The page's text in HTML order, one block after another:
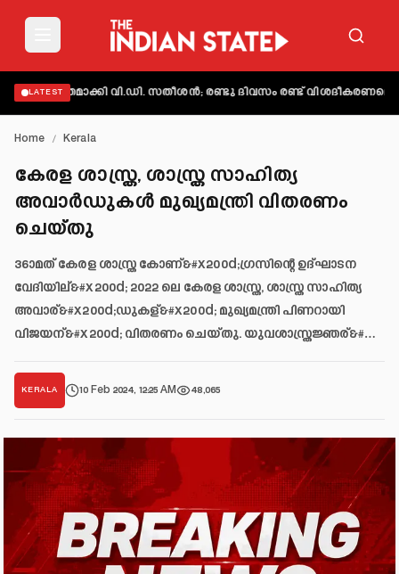
LATEST
വ്യക്തമാക്കി വി.ഡി. സതീശൻ; രണ്ടു ദിവസം രണ്ട് വിശദീകരണമെന്ന്
Home / Kerala
കേരള ശാസ്ത്ര, ശാസ്ത്ര സാഹിത്യ
അവാര്‍ഡുകള്‍ മുഖ്യമന്ത്രി വിതരണം
ചെയ്തു
36ാമത് കേരള ശാസ്ത്ര കോണ്&#x200d;ഗ്രസിന്റെ ഉദ്ഘാടന
വേദിയില്&#x200d; 2022 ലെ കേരള ശാസ്ത്ര, ശാസ്ത്ര സാഹിത്യ
അവാര്&#x200d;ഡുകള്&#x200d; മുഖ്യമന്ത്രി പിണറായി
വിജയന്&#x200d; വിതരണം ചെയ്തു. യുവശാസ്ത്രജ്ഞര്&#…
KERALA 10 Feb 2024, 12:25 AM 48,065